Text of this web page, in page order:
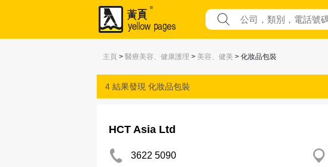
主頁 > 醫療美容、健康護理 > 美容、健美 > 化妝品包裝
4 結果發現 化妝品包裝
HCT Asia Ltd
3622 5090